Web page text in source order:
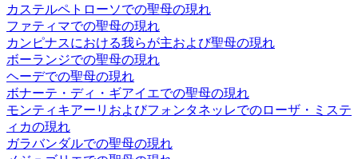
カステルペトローソでの聖母の現れ
ファティマでの聖母の現れ
カンピナスにおける我らが主および聖母の現れ
ボーランジでの聖母の現れ
ヘーデでの聖母の現れ
ボナーテ・ディ・ギアイエでの聖母の現れ
モンティキアーリおよびフォンタネッレでのローザ・ミステ
ィカの現れ
ガラバンダルでの聖母の現れ